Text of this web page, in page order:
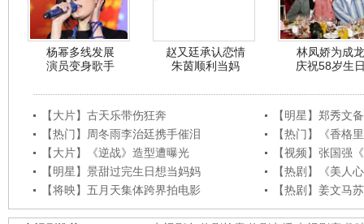
杨幂多线发展
演员变身歌手
赵又廷承认恋情
朱茵顺利当妈
林凤娇为成龙
庆祝58岁生
【大片】古天乐带伤狂奔
【明星】郑秀文
【热门】周冬雨李治廷携手催泪
【热门】《香格
【大片】《逆战》造型遭曝光
【视频】张国强
【明星】景甜过完生日想当妈妈
【热剧】《美人
【将映】五月天集体跨界拍电影
【热剧】姜文马